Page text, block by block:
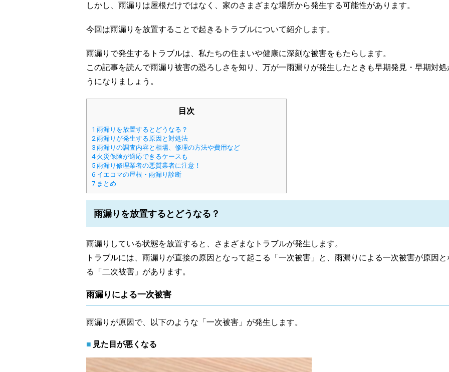
しかし、雨漏りは屋根だけではなく、家のさまざまな場所から発生する可能性があります。
今回は雨漏りを放置することで起きるトラブルについて紹介します。
雨漏りで発生するトラブルは、私たちの住まいや健康に深刻な被害をもたらします。
この記事を読んで雨漏り被害の恐ろしさを知り、万が一雨漏りが発生したときも早期発見・早期対処
うになりましょう。
目次
1 雨漏りを放置するとどうなる？
2 雨漏りが発生する原因と対処法
3 雨漏りの調査内容と相場、修理の方法や費用など
4火災保険が適応できるケースも
5 雨漏り修理業者の悪質業者に注意！
6 イエコマの屋根・雨漏り診断
7 まとめ
雨漏りを放置するとどうなる？
雨漏りしている状態を放置すると、さまざまなトラブルが発生します。
トラブルには、雨漏りが直接の原因となって起こる「一次被害」と、雨漏りによる一次被害が原因と
る「二次被害」があります。
雨漏りによる一次被害
雨漏りが原因で、以下のような「一次被害」が発生します。
見た目が悪くなる